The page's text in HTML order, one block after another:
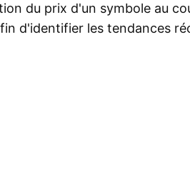
du prix d'un symbole au
d'identifier les tendances